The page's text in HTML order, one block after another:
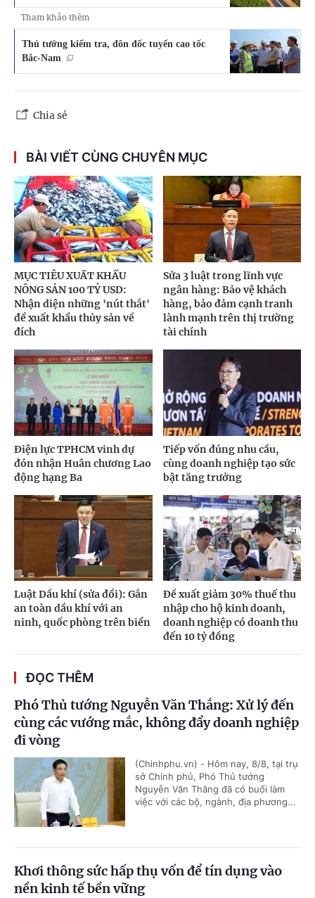
Tham khảo thêm
Thủ tướng kiểm tra, đôn đốc tuyến cao tốc
Bắc-Nam
Chia sẻ
BÀI VIẾT CÙNG CHUYÊN MỤC
MỤC TIÊU XUẤT KHẨU
NÔNG SẢN 100 TỶ USD:
Nhận diện những 'nút thắt'
để xuất khẩu thủy sản về
đích
Sửa 3 luật trong lĩnh vực
ngân hàng: Bảo vệ khách
hàng, bảo đảm cạnh tranh
lành mạnh trên thị trường
tài chính
Điện lực TPHCM vinh dự
đón nhận Huân chương Lao
động hạng Ba
Tiếp vốn đúng nhu cầu,
cùng doanh nghiệp tạo sức
bật tăng trưởng
Luật Dầu khí (sửa đổi): Gắn
an toàn dầu khí với an
ninh, quốc phòng trên biển
Đề xuất giảm 30% thuế thu
nhập cho hộ kinh doanh,
doanh nghiệp có doanh thu
đến 10 tỷ đồng
ĐỌC THÊM
Phó Thủ tướng Nguyễn Văn Thắng: Xử lý đến
cùng các vướng mắc, không đẩy doanh nghiệp
đi vòng
(Chinhphu.vn) - Hôm nay, 8/8, tại trụ
sở Chính phủ, Phó Thủ tướng
Nguyễn Văn Thắng đã có buổi làm
việc với các bộ, ngành, địa phương...
Khơi thông sức hấp thụ vốn để tín dụng vào
nền kinh tế bền vững